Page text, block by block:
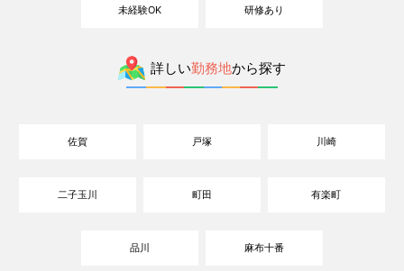
未経験OK 研修あり
詳しい勤務地から探す
佐賀 戸塚 川崎
二子玉川 町田 有楽町
品川 麻布十番